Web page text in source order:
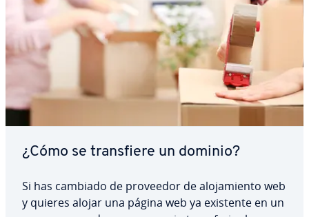
¿Cómo se tra­n­s­fie­re un dominio?
Si has cambiado de proveedor de alo­ja­mie­n­to web
y quieres alojar una página web ya existente en un